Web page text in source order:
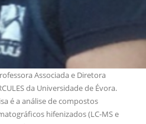
Associada e Diretora
da Universidade de Évora.
é a análise de compostos
hifenizados (LC-MS e